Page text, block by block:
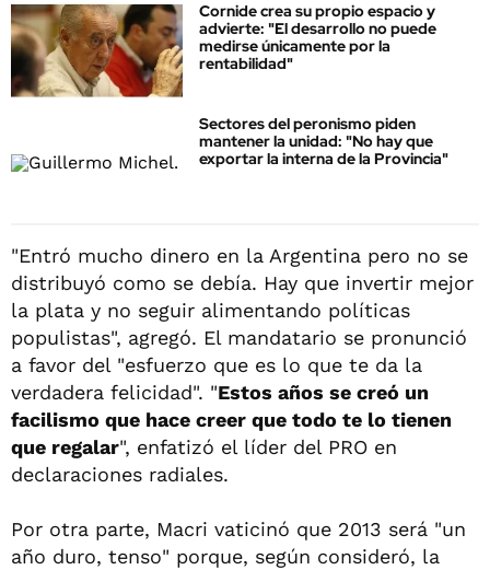
Cornide crea su propio espacio y
advierte: "El desarrollo no puede
medirse únicamente por la
rentabilidad"
Sectores del peronismo piden
mantener la unidad: "No hay que
exportar la interna de la Provincia"
"Entró mucho dinero en la Argentina pero no se
distribuyó como se debía. Hay que invertir mejor
la plata y no seguir alimentando políticas
populistas", agregó. El mandatario se pronunció
a favor del "esfuerzo que es lo que te da la
verdadera felicidad". "Estos años se creó un
facilismo que hace creer que todo te lo tienen
que regalar", enfatizó el líder del PRO en
declaraciones radiales.
Por otra parte, Macri vaticinó que 2013 será "un
año duro, tenso" porque, según consideró, la